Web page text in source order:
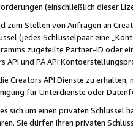
(einschließlich dieser
zum Stellen von Anfragen an
(jedes Schlüsselpaar eine
zugeteilte Partner-ID oder
API und PA API
Creators API Dienste zu
für Unterdienste oder
sich um einen privaten
Sie dürfen Ihren privaten